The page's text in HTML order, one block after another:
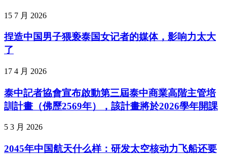
15 7 月 2026
捏造中国男子猥亵泰国女记者的媒体，影响力太大
了
17 4 月 2026
泰中記者協會宣布啟動第三屆泰中商業高階主管培
訓計畫（佛歷2569年），該計畫將於2026學年開課
5 3 月 2026
2045年中国航天什么样：研发太空核动力飞船还要